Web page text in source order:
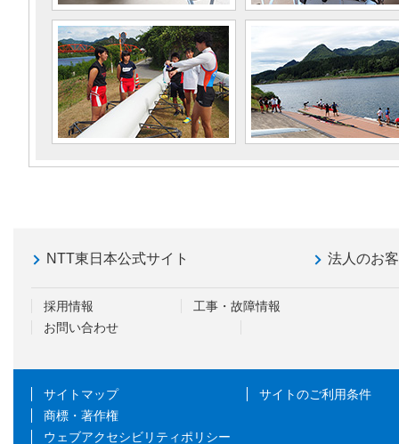
NTT東日本公式サイト 法人のお
採用情報
工事・故障情報
お問い合わせ
サイトマップ
サイトのご利用条件
商標・著作権
ウェブアクセシビリティポリシー